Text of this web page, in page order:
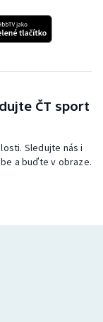
ČT sport
Sledujte nás i
a buďte v obraze.